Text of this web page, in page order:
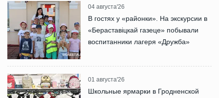
04 августа'26
В гостях у «районки». На экскурсии в
«Бераставіцкай газеце» побывали
воспитанники лагеря «Дружба»
01 августа'26
Школьные ярмарки в Гродненской